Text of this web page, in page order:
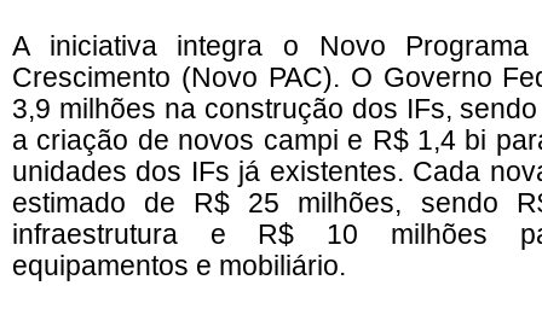
A iniciativa integra o Novo
Crescimento (Novo PAC). O Governo
3,9 milhões na construção dos IFs,
a criação de novos campi e R$ 1,4 bi
unidades dos IFs já existentes. Cada
estimado de R$ 25 milhões, sendo
infraestrutura e R$ 10 milhões
equipamentos e mobiliário.